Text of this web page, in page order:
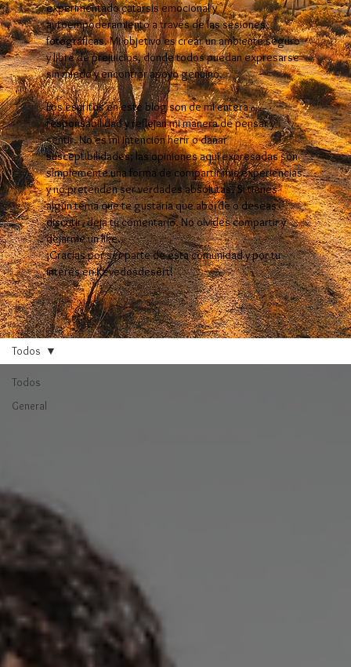
experimentado catarsis emocional y
autoempoderamiento a través de las sesiones
fotográficas. Mi objetivo es crear un ambiente seguro
y libre de prejuicios, donde todos puedan expresarse
sin miedo y encontrar apoyo genuino.
Los escritos en este blog son de mi entera
responsabilidad y reflejan mi manera de pensar y
sentir. No es mi intención herir o dañar
susceptibilidades; las opiniones aquí expresadas son
simplemente una forma de compartir mis experiencias
y no pretenden ser verdades absolutas. Si tienes
algún tema que te gustaría que aborde o deseas
discutir, deja tu comentario. No olvides compartir y
dejarme un like.
¡Gracias por ser parte de esta comunidad y por tu
interés en Kevedosdesert!
Todos
General
Todos